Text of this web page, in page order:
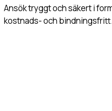
Ansök tryggt och säkert i
kostnads- och bindningsfritt.